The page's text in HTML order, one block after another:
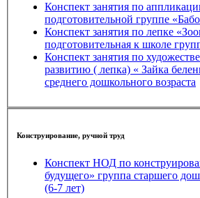
Конспект занятия по
подготовительной группе
Конспект занятия по лепке
подготовительная к школе
Конспект занятия по
развитию ( лепка) « Зайка беленький сидит» группа
среднего дошкольного возраста
Конструирование, ручной труд
Конспект НОД по конструированию
будущего» группа старшего дошкольного возраста
(6-7 лет)